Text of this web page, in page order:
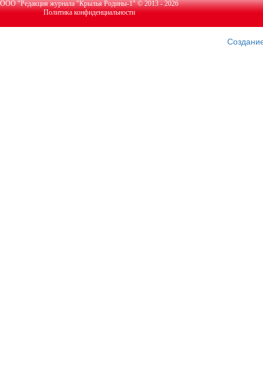
ООО "Редакция журнала "Крылья Родины-1" © 2013 - 2026
Политика конфиденциальности